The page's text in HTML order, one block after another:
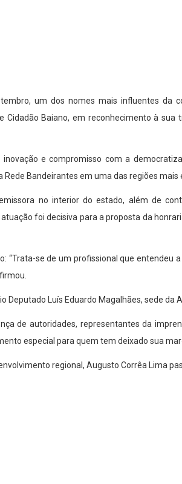
um dos nomes mais influentes da
Cidadão Baiano, em reconhecimento à sua
e compromisso com a
Bandeirantes em uma das regiões mais
no interior do estado, além de
foi decisiva para a proposta da
se de um profissional que entendeu
Luís Eduardo Magalhães, sede da
de autoridades, representantes da
especial para quem tem deixado sua
regional, Augusto Corrêa Lima